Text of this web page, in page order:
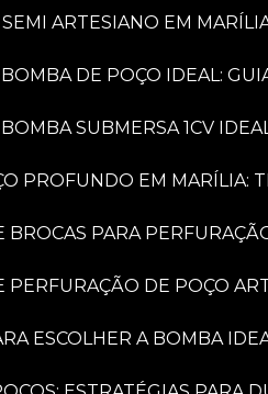
SEMI ARTESIANO EM
BOMBA DE POÇO IDEAL:
BOMBA SUBMERSA 1CV
PROFUNDO EM MARÍLIA:
BROCAS PARA
PERFURAÇÃO DE POÇO
ESCOLHER A BOMBA